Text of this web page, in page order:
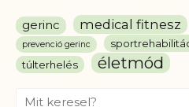
gerinc medical fitnesz
prevenció gerinc
túlterhelés életmód
Search